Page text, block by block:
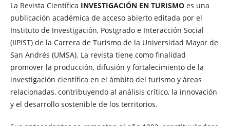
La Revista Científica INVESTIGACIÓN EN TURISMOes una
publicación académica de acceso abierto editada por el
Instituto de Investigación, Postgrado e Interacción Social
(IIPIST) de la Carrera de Turismo de la Universidad Mayor de
San Andrés (UMSA). La revista tiene como finalidad
promover la producción, difusión y fortalecimiento de la
investigación científica en el ámbito del turismo y áreas
relacionadas, contribuyendo al análisis crítico, la innovación
y el desarrollo sostenible de los territorios.